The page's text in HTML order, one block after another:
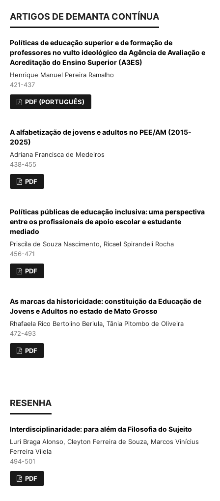
ARTIGOS DE DEMANTA CONTÍNUA
Políticas de educação superior e de formação de
professores no vulto ideológico da Agência de Avaliação e
Acreditação do Ensino Superior (A3ES)
Henrique Manuel Pereira Ramalho
421-437
PDF (PORTUGUÊS)
A alfabetização de jovens e adultos no PEE/AM (2015-
2025)
Adriana Francisca de Medeiros
438-455
PDF
Políticas públicas de educação inclusiva: uma perspectiva
entre os profissionais de apoio escolar e estudante
mediado
Priscila de Souza Nascimento, Ricael Spirandeli Rocha
456-471
PDF
As marcas da historicidade: constituição da Educação de
Jovens e Adultos no estado de Mato Grosso
Rhafaela Rico Bertolino Beriula, Tânia Pitombo de Oliveira
472-493
PDF
RESENHA
Interdisciplinaridade: para além da Filosofia do Sujeito
Luri Braga Alonso, Cleyton Ferreira de Souza, Marcos Vinícius
Ferreira Vilela
494-501
PDF